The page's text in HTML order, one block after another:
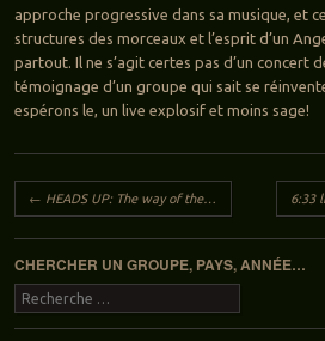
approche progressive dans sa musique, et
structures des morceaux et l’esprit d’un
partout. Il ne s’agit certes pas d’un concert
témoignage d’un groupe qui sait se
espérons le, un live explosif et moins sage!
Navigation des articles
← HEADS UP: The way of the cure
CHERCHER UN GROUPE, PAYS, ANNÉE…
Recherche